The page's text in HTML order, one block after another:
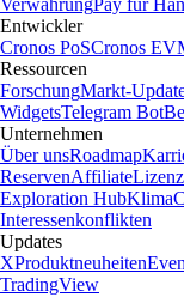
VerwahrungPay für
Entwickler
Cronos PoSCronos
Ressourcen
ForschungMarkt-
WidgetsTelegram Bot
Unternehmen
Über unsRoadmap
ReservenAffiliate
Exploration HubKlima
Interessenkonflikten
Updates
XProduktneuheiten
TradingView